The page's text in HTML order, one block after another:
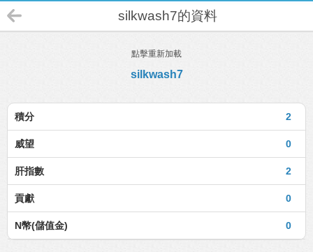
silkwash7的資料
點擊重新加載
silkwash7
2
積分
0
威望
2
肝指數
0
貢獻
0
N幣(儲值金)